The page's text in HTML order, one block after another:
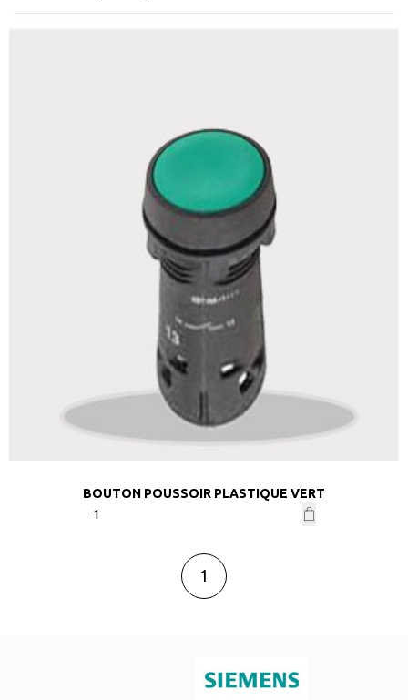
BOUTON POUSSOIR PLASTIQUE VERT
1